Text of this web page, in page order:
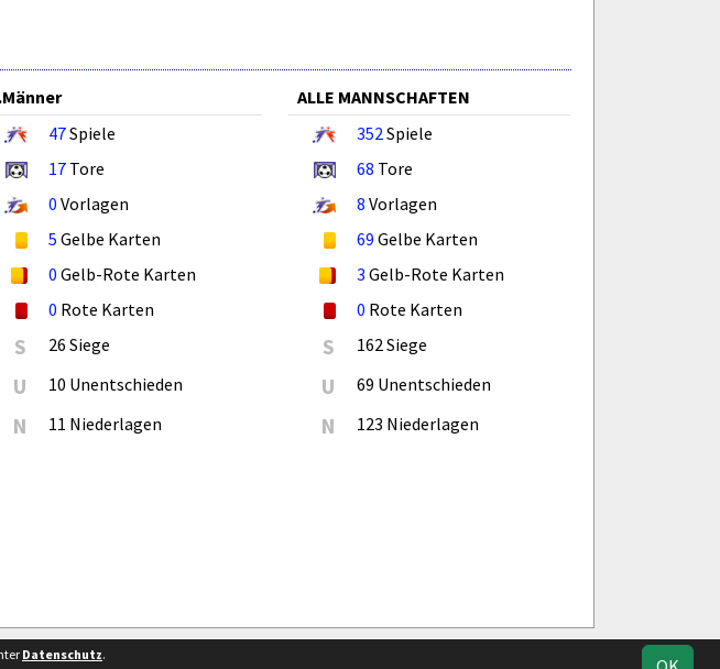
47Spiele
17Tore
0 Vorlagen
5 Gelbe Karten
0 Gelb-Rote Karten
0 Rote Karten
S 26 Siege
U 10 Unentschieden
N 11 Niederlagen
ALLE MANNSCHAFTEN
352Spiele
68 Tore
8 Vorlagen
69 Gelbe Karten
3 Gelb-Rote Karten
0 Rote Karten
S 162 Siege
U 69 Unentschieden
N 123 Niederlagen
Datenschutz.